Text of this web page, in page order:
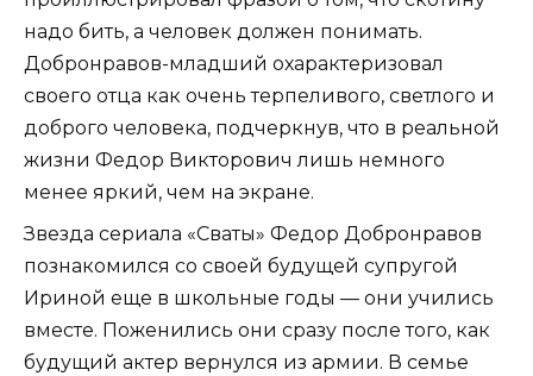
надо бить, а человек должен понимать.
Добронравов-младший охарактеризовал
своего отца как очень терпеливого, светлого и
доброго человека, подчеркнув, что в реальной
жизни Федор Викторович лишь немного
менее яркий, чем на экране.
Звезда сериала «Сваты» Федор Добронравов
познакомился со своей будущей супругой
Ириной еще в школьные годы — они учились
вместе. Поженились они сразу после того, как
будущий актер вернулся из армии. В семье